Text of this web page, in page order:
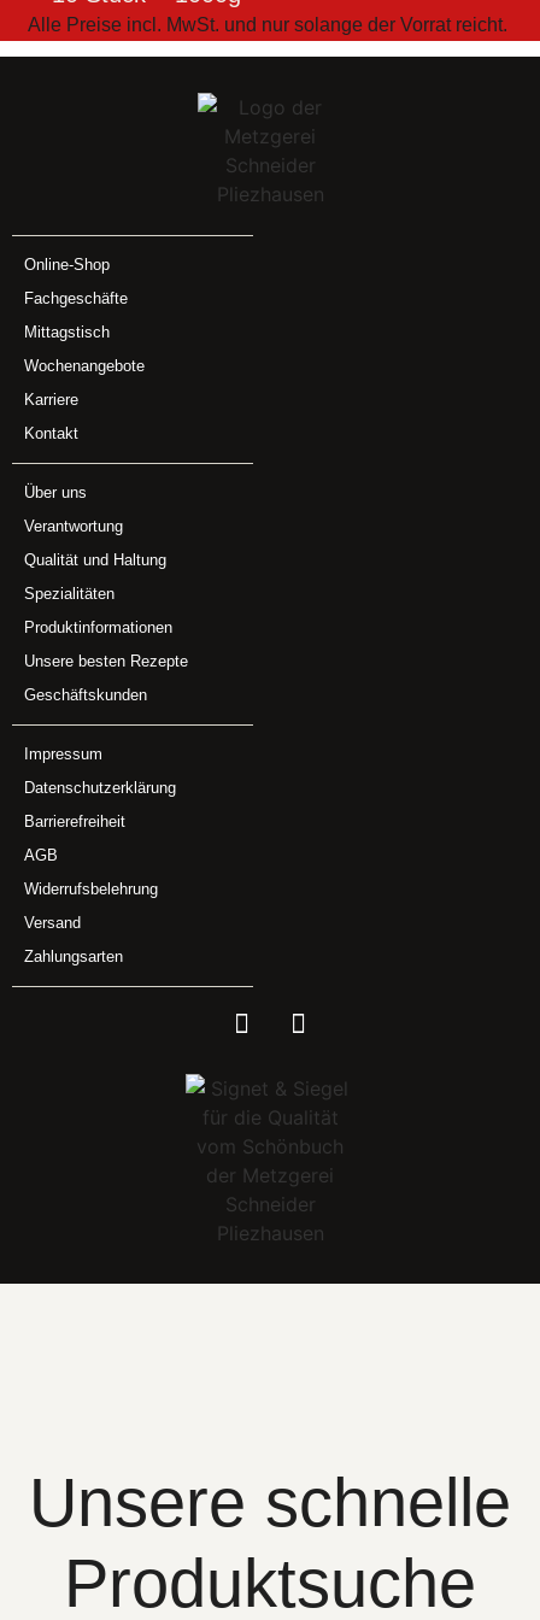
Alle Preise incl. MwSt. und nur solange der Vorrat reicht.
Online-Shop
Fachgeschäfte
Mittagstisch
Wochenangebote
Karriere
Kontakt
Über uns
Verantwortung
Qualität und Haltung
Spezialitäten
Produktinformationen
Unsere besten Rezepte
Geschäftskunden
Impressum
Datenschutzerklärung
Barrierefreiheit
AGB
Widerrufsbelehrung
Versand
Zahlungsarten
Unsere schnelle
Produktsuche